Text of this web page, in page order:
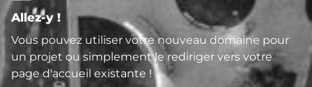
Allez-y !
Vous pouvez utiliser votre nouveau domaine pour
un projet ou simplement le rediriger vers votre
page d'accueil existante !